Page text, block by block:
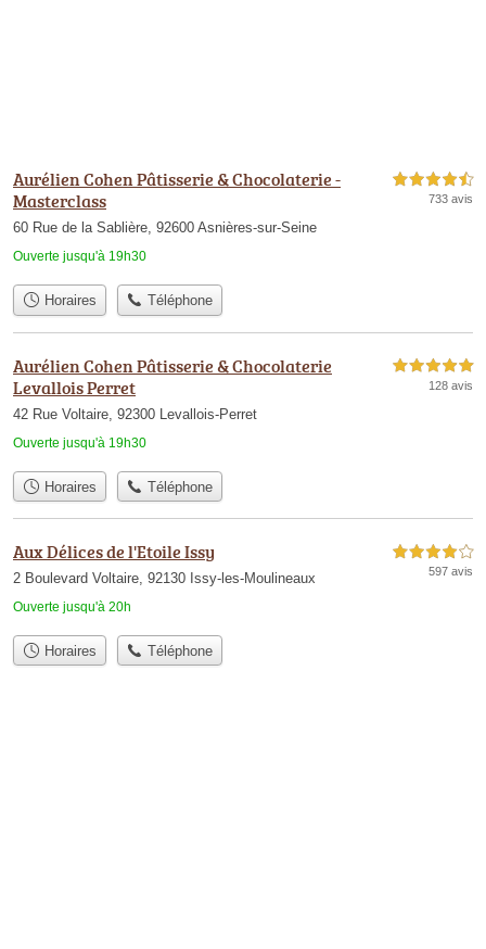
Aurélien Cohen Pâtisserie & Chocolaterie -
Masterclass
60 Rue de la Sablière, 92600 Asnières-sur-Seine
Ouverte jusqu'à 19h30
4,5 étoiles sur 5
733 avis
Horaires Téléphone
Aurélien Cohen Pâtisserie & Chocolaterie
Levallois Perret
42 Rue Voltaire, 92300 Levallois-Perret
Ouverte jusqu'à 19h30
5,0 étoiles sur 5
128 avis
Horaires Téléphone
Aux Délices de l'Etoile Issy
2 Boulevard Voltaire, 92130 Issy-les-Moulineaux
Ouverte jusqu'à 20h
4,0 étoiles sur 5
597 avis
Horaires Téléphone